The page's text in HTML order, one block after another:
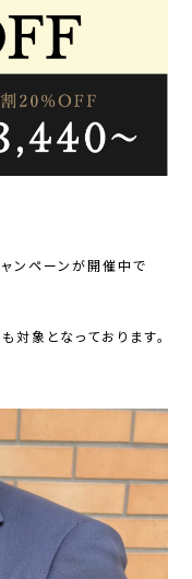
ンペーンが開催中で
対象となっております。